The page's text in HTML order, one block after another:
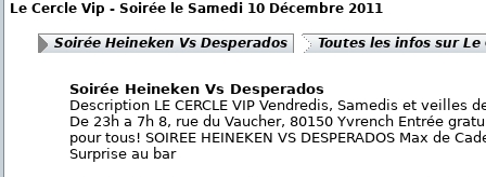
Le Cercle Vip - Soirée le Samedi 10 Décembre 2011
Soirée Heineken Vs Desperados Toutes les infos sur Le
Soirée Heineken Vs Desperados
Description LE CERCLE VIP Vendredis, Samedis et veilles
De 23h a 7h 8, rue du Vaucher, 80150 Yvrench Entrée
pour tous! SOIREE HEINEKEN VS DESPERADOS Max de
Surprise au bar